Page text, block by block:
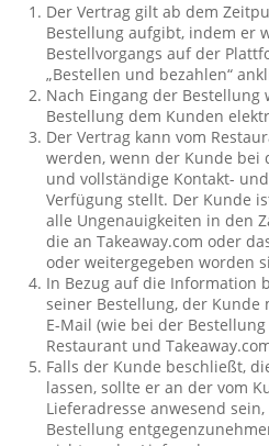
Der Vertrag gilt ab dem
Bestellung aufgibt, indem er
Bestellvorgangs auf der
„Bestellen und bezahlen“
Nach Eingang der Bestellung
Bestellung dem Kunden
Der Vertrag kann vom
werden, wenn der Kunde bei
und vollständige Kontakt-
Verfügung stellt. Der Kunde
alle Ungenauigkeiten in den
die an Takeaway.com oder
oder weitergegeben worden
In Bezug auf die Information
seiner Bestellung, der
E-Mail (wie bei der
Restaurant und
Falls der Kunde beschließt,
lassen, sollte er an der vom
Lieferadresse anwesend
Bestellung